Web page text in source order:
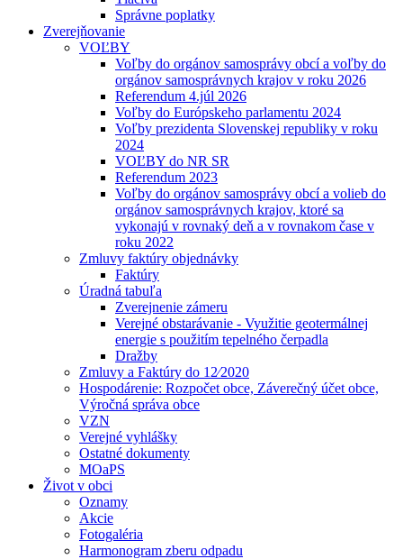
Správne poplatky
Zverejňovanie
VOĽBY
Voľby do orgánov samosprávy obcí a voľby do
orgánov samosprávnych krajov v roku 2026
Referendum 4.júl 2026
Voľby do Európskeho parlamentu 2024
Voľby prezidenta Slovenskej republiky v roku
2024
VOĽBY do NR SR
Referendum 2023
Voľby do orgánov samosprávy obcí a volieb do
orgánov samosprávnych krajov, ktoré sa
vykonajú v rovnaký deň a v rovnakom čase v
roku 2022
Zmluvy faktúry objednávky
Faktúry
Úradná tabuľa
Zverejnenie zámeru
Verejné obstarávanie - Využitie geotermálnej
energie s použitím tepelného čerpadla
Dražby
Zmluvy a Faktúry do 12⁄2020
Hospodárenie: Rozpočet obce, Záverečný účet obce,
Výročná správa obce
VZN
Verejné vyhlášky
Ostatné dokumenty
MOaPS
Život v obci
Oznamy
Akcie
Fotogaléria
Harmonogram zberu odpadu